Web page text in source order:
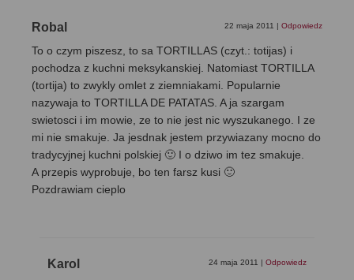
Robal 22 maja 2011 | Odpowiedz
To o czym piszesz, to sa TORTILLAS (czyt.: totijas) i
pochodza z kuchni meksykanskiej. Natomiast TORTILLA
(tortija) to zwykly omlet z ziemniakami. Popularnie
nazywaja to TORTILLA DE PATATAS. A ja szargam
swietosci i im mowie, ze to nie jest nic wyszukanego. I ze
mi nie smakuje. Ja jesdnak jestem przywiazany mocno do
tradycyjnej kuchni polskiej 🙂 I o dziwo im tez smakuje.
A przepis wyprobuje, bo ten farsz kusi 🙂
Pozdrawiam cieplo
Karol 24 maja 2011 | Odpowiedz